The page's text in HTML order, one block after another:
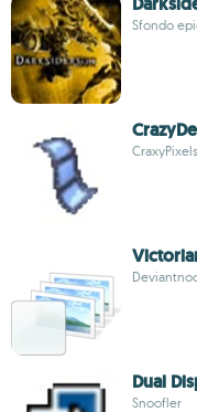
Sfondo
CraxyPixels
Dual
Snoofler